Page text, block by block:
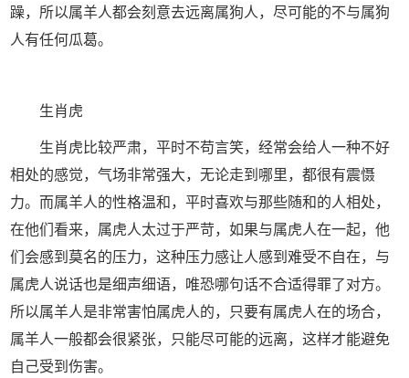
躁，所以属羊人都会刻意去远离属狗人，尽可能的不与属狗
人有任何瓜葛。
生肖虎
生肖虎比较严肃，平时不苟言笑，经常会给人一种不好
相处的感觉，气场非常强大，无论走到哪里，都很有震慑
力。而属羊人的性格温和，平时喜欢与那些随和的人相处，
在他们看来，属虎人太过于严苛，如果与属虎人在一起，他
们会感到莫名的压力，这种压力感让人感到难受不自在，与
属虎人说话也是细声细语，唯恐哪句话不合适得罪了对方。
所以属羊人是非常害怕属虎人的，只要有属虎人在的场合，
属羊人一般都会很紧张，只能尽可能的远离，这样才能避免
自己受到伤害。